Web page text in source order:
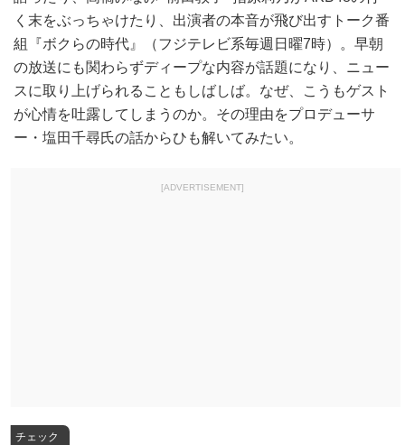
く末をぶっちゃけたり、出演者の本音が飛び出すトーク番
組『ボクらの時代』（フジテレビ系毎週日曜7時）。早朝
の放送にも関わらずディープな内容が話題になり、ニュー
スに取り上げられることもしばしば。なぜ、こうもゲスト
が心情を吐露してしまうのか。その理由をプロデューサ
ー・塩田千尋氏の話からひも解いてみたい。
[ADVERTISEMENT]
チェック